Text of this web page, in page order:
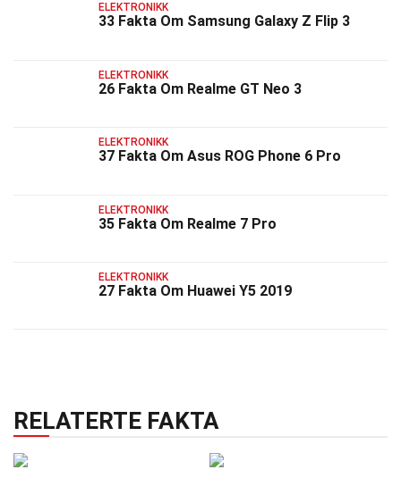
ELEKTRONIKK
33 Fakta Om Samsung Galaxy Z Flip 3
ELEKTRONIKK
26 Fakta Om Realme GT Neo 3
ELEKTRONIKK
37 Fakta Om Asus ROG Phone 6 Pro
ELEKTRONIKK
35 Fakta Om Realme 7 Pro
ELEKTRONIKK
27 Fakta Om Huawei Y5 2019
RELATERTE FAKTA